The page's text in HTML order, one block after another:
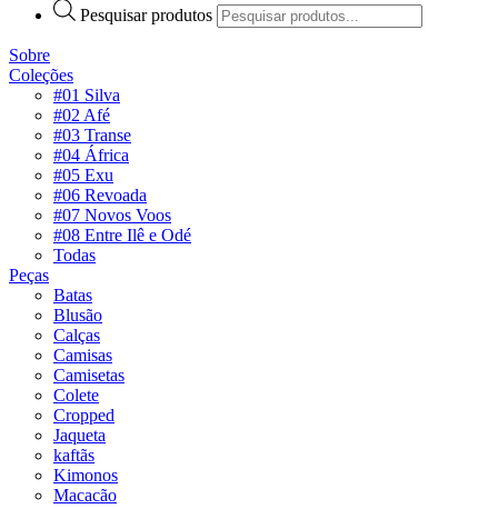
Pesquisar produtos
Sobre
Coleções
#01 Silva
#02 Afé
#03 Transe
#04 África
#05 Exu
#06 Revoada
#07 Novos Voos
#08 Entre Ilê e Odé
Todas
Peças
Batas
Blusão
Calças
Camisas
Camisetas
Colete
Cropped
Jaqueta
kaftãs
Kimonos
Macacão